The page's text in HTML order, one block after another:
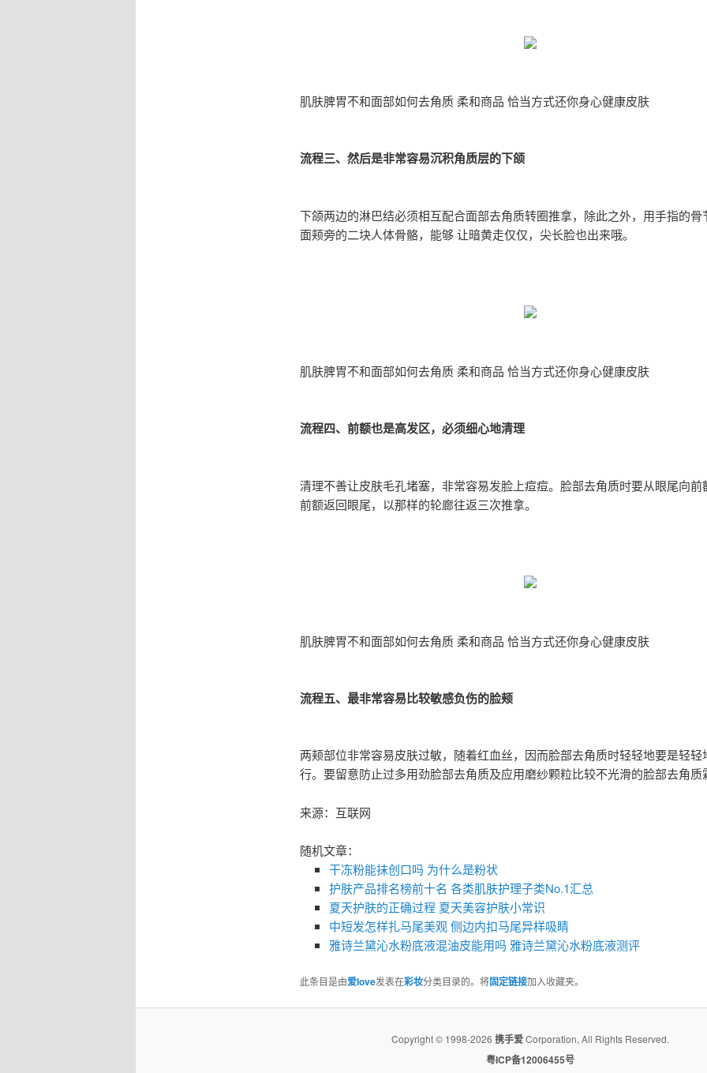
肌肤脾胃不和面部如何去角质 柔和商品 恰当方式还你身心健康皮肤
流程三、然后是非常容易沉积角质层的下颌
下颌两边的淋巴结必须相互配合面部去角质转圈推拿，除此之外，用手指的骨
面颊旁的二块人体骨骼，能够 让暗黄走仅仅，尖长脸也出来哦。
肌肤脾胃不和面部如何去角质 柔和商品 恰当方式还你身心健康皮肤
流程四、前额也是高发区，必须细心地清理
清理不善让皮肤毛孔堵塞，非常容易发脸上痘痘。脸部去角质时要从眼尾向前
前额返回眼尾，以那样的轮廊往返三次推拿。
肌肤脾胃不和面部如何去角质 柔和商品 恰当方式还你身心健康皮肤
流程五、最非常容易比较敏感负伤的脸颊
两颊部位非常容易皮肤过敏，随着红血丝，因而脸部去角质时轻轻地要是轻轻
行。要留意防止过多用劲脸部去角质及应用磨纱颗粒比较不光滑的脸部去角质
来源：互联网
随机文章：
干冻粉能抹创口吗 为什么是粉状
护肤产品排名榜前十名 各类肌肤护理子类No.1汇总
夏天护肤的正确过程 夏天美容护肤小常识
中短发怎样扎马尾美观 侧边内扣马尾异样吸睛
雅诗兰黛沁水粉底液混油皮能用吗 雅诗兰黛沁水粉底液测评
此条目是由爱love发表在彩妆分类目录的。将固定链接加入收藏夹。
Copyright © 1998-2026 携手爱Corporation, All Rights Reserved.
粤ICP备12006455号